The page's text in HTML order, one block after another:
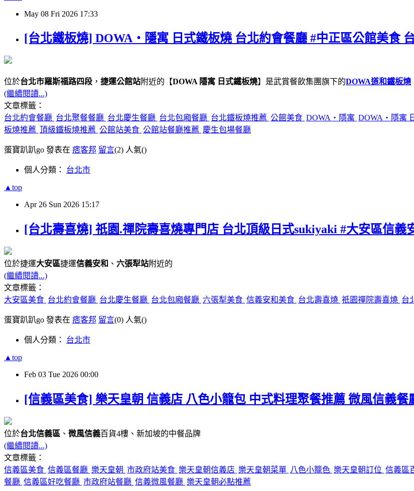
May 08 Fri 2026 17:33
[台北鐵板燒] DOWA・隱寓 日式鐵板燒 台北約會餐廳 #中正區公館美食
位於台北市羅斯福路四段 ， 捷運公館站附近的【DOWA 隱寓 日式鐵板燒】是武賞餐飲集團旗下的DOWA道和鐵板燒
(繼續閱讀...)
文章標籤：
台北約會餐廳 台北聚餐餐廳 台北慶生餐廳 台北包廂餐廳 台北鐵板燒推薦 公館美食 DOWA・隱寓 DOWA・隱寓
板燒推薦 頂級鐵板燒推薦 公館站美食 公館站餐廳推薦 慶生包場餐廳
蛋寶趴趴go 發表在 痞客邦 留言(2) 人氣()
個人分類： 台北市
▲top
Apr 26 Sun 2026 15:17
[台北壽喜燒] 祇園.禪院壽喜燒專門店 台北頂級日式sukiyaki #大安區信義
位於捷運大安區捷運信義安和 、 六張犁站附近的
(繼續閱讀...)
文章標籤：
大安區美食 台北約會餐廳 台北慶生餐廳 台北包廂餐廳 六張犁美食 信義安和美食 台北壽喜燒 祇園禪院壽喜燒 台
蛋寶趴趴go 發表在 痞客邦 留言(0) 人氣()
個人分類： 台北市
▲top
Feb 03 Tue 2026 00:00
[信義區美食] 樂天皇朝 信義店 八色小籠包 中式料理聚餐推薦 微風信義餐
位於台北信義區 、 微風信義百貨4樓、新加坡的中餐品牌
(繼續閱讀...)
文章標籤：
信義區美食 信義區餐廳 樂天皇朝 市政府站美食 樂天皇朝信義店 樂天皇朝菜單 八色小籠色 樂天皇朝訂位 信義區
餐廳 信義區好吃餐廳 市政府站餐廳 信義微風餐廳 樂天皇朝必點推薦